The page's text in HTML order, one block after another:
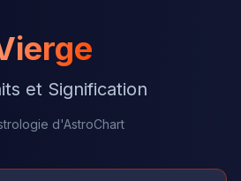
et Signification
d'AstroChart